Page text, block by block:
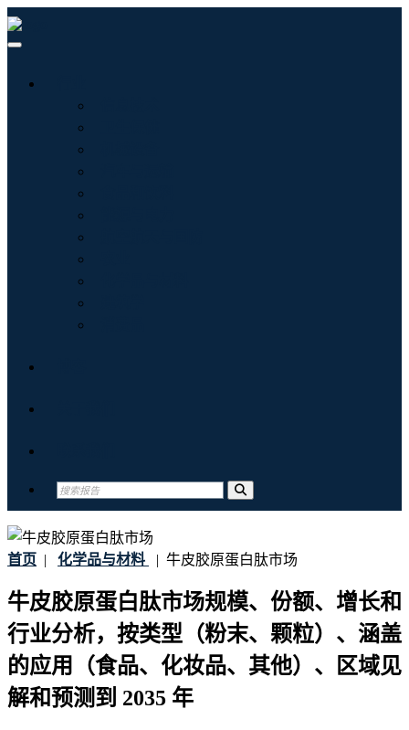
首页 | 化学品与材料 | 牛皮胶原蛋白肽市场
牛皮胶原蛋白肽市场规模、份额、增长和
行业分析，按类型（粉末、颗粒）、涵盖
的应用（食品、化妆品、其他）、区域见
解和预测到 2035 年